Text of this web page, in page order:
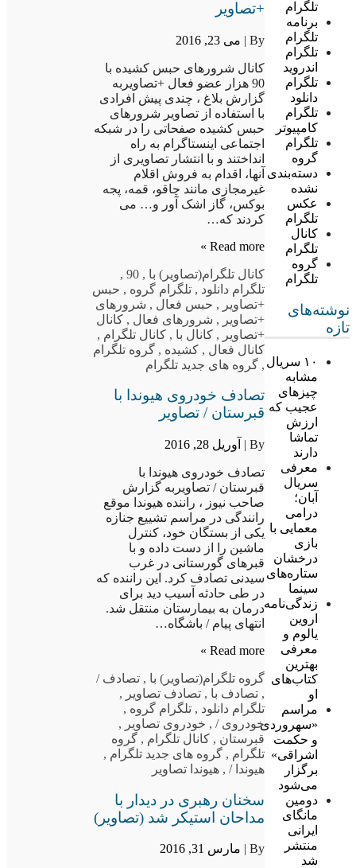
تلگرام
برنامه
تلگرام
تلگرام
اندروید
تلگرام
دانلود
تلگرام
کامپیوتر
تلگرام
گروه
دسته‌بندی
نشده
عکس
تلگرام
کانال
تلگرام
گروه
تلگرام
نوشته‌های
تازه
۱۰ سریال
مشابه
چیزهای
عجیب که
ارزش
تماشا
دارند
معرفی
سریال
آبان؛
درامی
معمایی با
بازی
درخشان
ستاره‌های
سینما
زندگی‌نامه
اروین
یالوم و
معرفی
بهترین
کتاب‌های
او
مراسم
«سهروردی
و حکمت
اشراقی»
برگزار
می‌شود
دومین
مانگای
ایرانی
منتشر
شد
+تصاویر
By | می 23, 2016
کانال شرورهای حبس کشیده با
90 هزار عضو فعال +تصاویربه
گزارش بلاغ ، چندی پیش افرادی
با استفاده از تصاویر شرورهای
حبس کشیده صفحاتی را در شبکه
اجتماعی اینستاگرام به راه
انداختند و با انتشار تصاویری از
آنها، اقدام به فروش اقلام
غیرمجازی مانند چاقو، قمه، پجه
بوکس، گاز اشک آور و… می
کردند که…
Read more »
کانال تلگرام(تصاویر) با ,
90
,
تلگرام دانلود , تلگرام گروه , حبس
+تصاویر , حبس فعال , شرورهای
+تصاویر , شرورهای فعال , کانال
+تصاویر , کانال با , کانال تلگرام ,
کانال فعال , کشیده , گروه تلگرام
, گروه های جدید تلگرام
تصادف خودروی هیوندا با
قبرستان / تصاویر
By | آوریل 28, 2016
تصادف خودروی هیوندا با
قبرستان / تصاویربه گزارش
صاحب نیوز ، راننده هیوندا موقع
رانندگی در مراسم تشییع جنازه
یکی از بستگان خود، کنترل
ماشین را از دست داده و با
قبرهای گورستانی در غرب
سیدنی تصادف کرد. این راننده که
در طی حادثه آسیب دید برای
درمان به بیمارستان منتقل شد.
انتهای پیام / باشگاه…
Read more »
گروه تلگرام(تصاویر) با , تصادف /
, تصادف با , تصادف تصاویر ,
تلگرام دانلود , تلگرام گروه ,
خودروی /, خودروی تصاویر ,
قبرستان , کانال تلگرام , گروه
تلگرام , گروه های جدید تلگرام ,
هیوندا /, هیوندا تصاویر
سخنان رهبری در دیدار با
مداحان استیکر شد (تصاویر)
By | مارس 31, 2016